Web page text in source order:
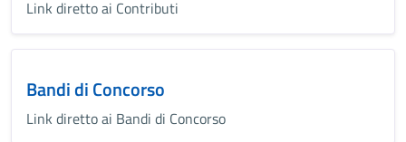
Link diretto ai Contributi
Bandi di Concorso
Link diretto ai Bandi di Concorso